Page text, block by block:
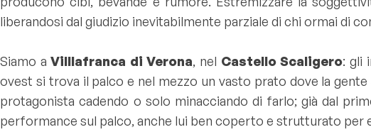
liberandosi dal giudizio inevitabilmente parziale di chi ormai di
Siamo aVilllafranca di Verona, nel Castello Scaligero: gli
ovest si trova il palco e nel mezzo un vasto prato dove la
protagonista cadendo o solo minacciando di farlo; già dal
performance sul palco, anche lui ben coperto e strutturato per